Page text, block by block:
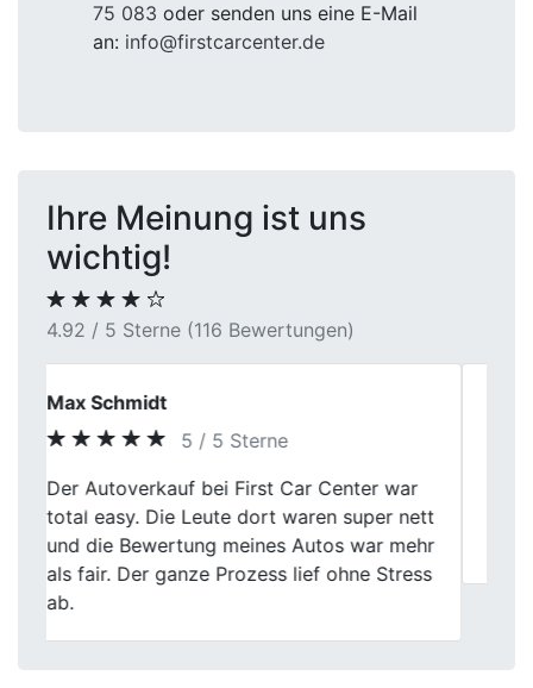
75 083 oder senden uns eine E-Mail
an: info@firstcarcenter.de
Ihre Meinung ist uns
wichtig!
4.92 / 5 Sterne (116 Bewertungen)
Jens H.
5 / 5 Sterne
Autoankauf ohne Zeitdruck und ohne
Überraschungen. Die Abläufe wirkten gut
eingespielt und transparent.
Previous